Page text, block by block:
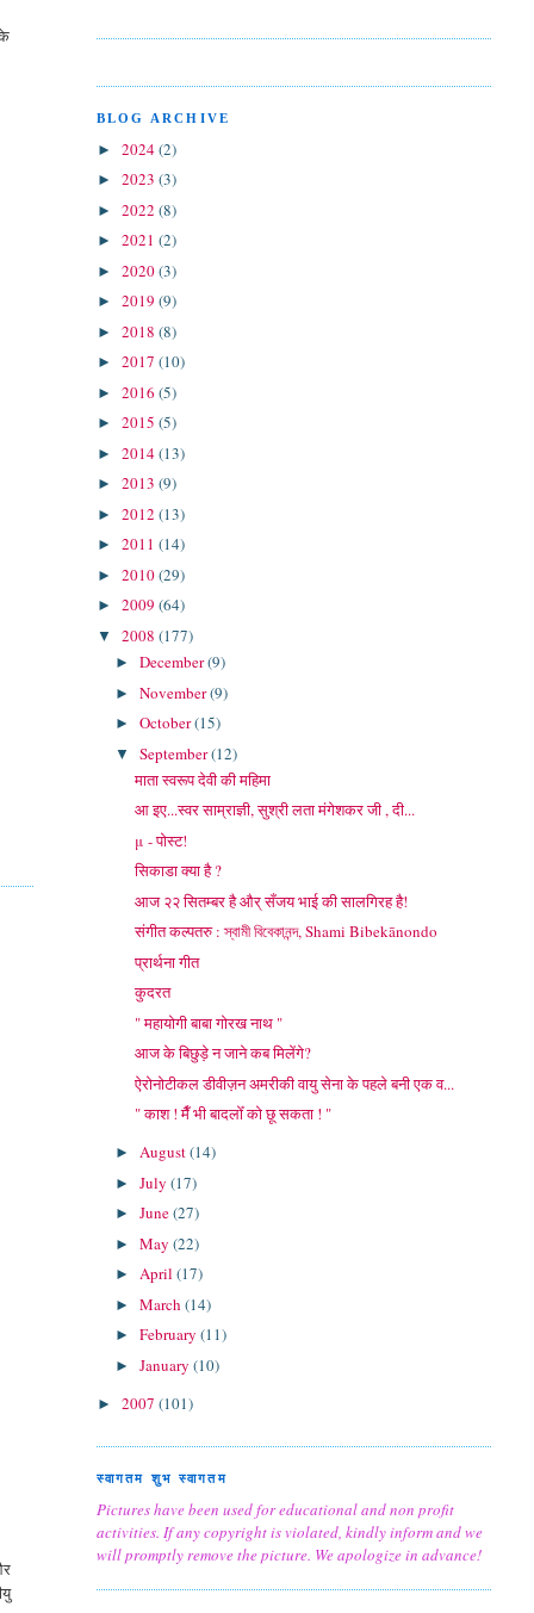
BLOG ARCHIVE
► 2024(2)
► 2023 (3)
► 2022 (8)
► 2021 (2)
► 2020(3)
► 2019 (9)
► 2018 (8)
► 2017 (10)
► 2016 (5)
► 2015 (5)
► 2014(13)
► 2013 (9)
► 2012 (13)
► 2011 (14)
► 2010(29)
► 2009 (64)
▼ 2008 (177)
►December(9)
►November(9)
►October(15)
▼September(12)
माता स्वरूप देवी की महिमा
आ इए...स्वर साम्राज्ञी, सुश्री लता मंगेशकर जी , दी...
μ - पोस्ट!
सिकाडा क्या है ?
आज २२ सितम्बर है और् सँजय भाई की सालगिरह है!
संगीत कल्पतरु : স্বামী বিবেকানন্দ, Shami Bibekānondo
प्रार्थना गीत
कुदरत
" महायोगी बाबा गोरख नाथ "
आज के बिछुड़े न जाने कब मिलेंगे?
ऐरोनोटीकल डीवीज़न अमरीकी वायु सेना के पहले बनी एक व...
" काश ! मैँ भी बादलोँ को छू सकता ! "
►August(14)
►July(17)
►June(27)
►May(22)
►April(17)
►March(14)
►February(11)
►January(10)
► 2007 (101)
स्वागतम शुभ स्वागतम
Pictures have been used for educational and non profit
activities. If any copyright is violated, kindly inform and we
will promptly remove the picture. We apologize in advance!